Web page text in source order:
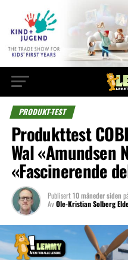
PRODUKT-TEST
Produkttest
Wal «Amundsen
«Fascinerende
Publisert10 måneder siden
AvOle-Kristian Solberg